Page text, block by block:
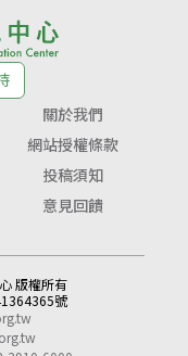
關於我們
網站授權條款
投稿須知
意見回饋
版權所有
號